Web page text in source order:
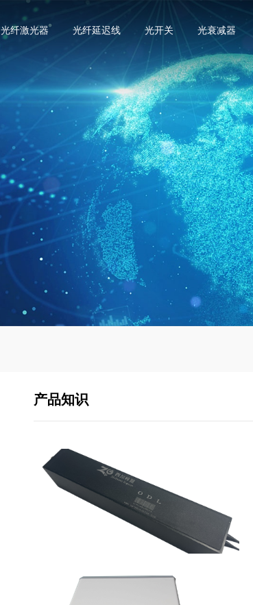
光纤激光器 光纤延迟线 光开关 光衰减器
产品知识